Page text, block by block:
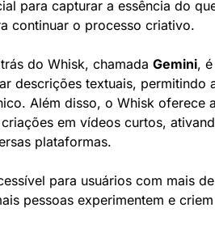
para capturar a essência do
continuar o processo criativo.
do Whisk, chamada Gemini,
descrições textuais, permitindo
Além disso, o Whisk oferece a
em vídeos curtos,
plataformas.
para usuários com mais
pessoas experimentem e